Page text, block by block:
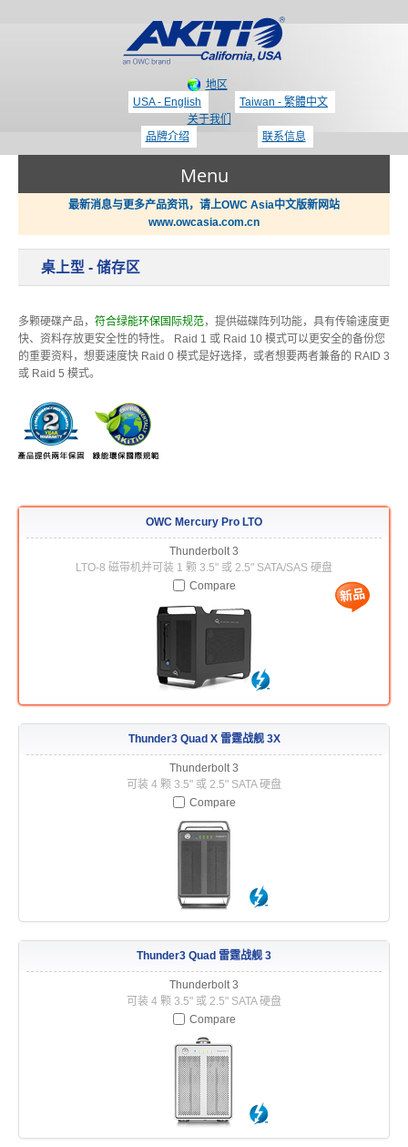
地区
USA - English
Taiwan - 繁體中文
关于我们
品牌介绍
联系信息
Menu
显示适配器 / PCIe 扩展盒
USB3.1 专区
重要公告
支持
技术支持
最新消息与更多产品资讯，请上OWC Asia中文版新网站
www.owcasia.com.cn
桌上型 - 储存区
多颗硬碟产品， 符合绿能环保国际规范，提供磁碟阵列功能，具有传输速度更
快、资料存放更安全性的特性。 Raid 1 或 Raid 10 模式可以更安全的备份您
的重要资料，想要速度快 Raid 0 模式是好选择，或者想要两者兼备的 RAID 3
或 Raid 5 模式。
OWC Mercury Pro LTO
Thunderbolt 3
LTO-8 磁带机并可装 1 颗 3.5" 或 2.5" SATA/SAS 硬盘
Compare
Thunder3 Quad X 雷霆战舰 3X
Thunderbolt 3
可装 4 颗 3.5" 或 2.5" SATA 硬盘
Compare
Thunder3 Quad 雷霆战舰 3
Thunderbolt 3
可装 4 颗 3.5" 或 2.5" SATA 硬盘
Compare